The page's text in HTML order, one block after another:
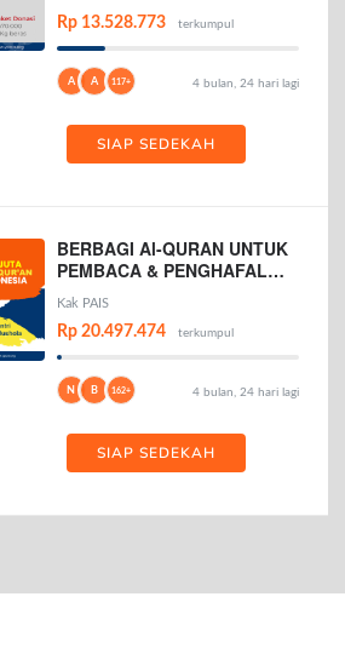
Rp 13.528.773 terkumpul
A A 117+ 4 bulan, 24 hari lagi
SIAP SEDEKAH
BERBAGI Al-QURAN UNTUK
PEMBACA & PENGHAFAL
AL-QURAN
Kak PAIS
Rp 20.497.474 terkumpul
N B 162+ 4 bulan, 24 hari lagi
SIAP SEDEKAH